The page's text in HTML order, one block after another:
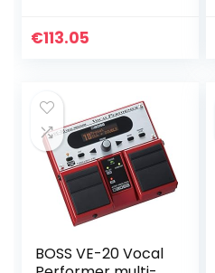
expressepedaal
€113.05
BOSS VE-20 Vocal